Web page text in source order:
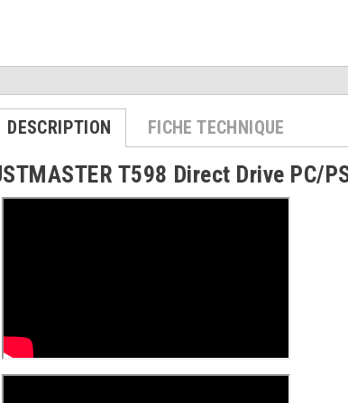
DESCRIPTION FICHE TECHNIQUE
T598 Direct Drive PC/